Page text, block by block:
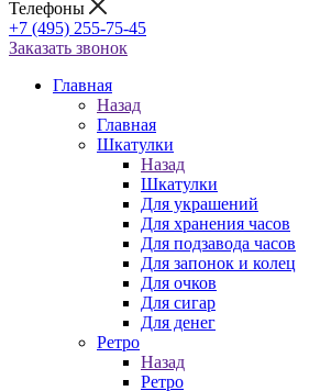
Телефоны
+7 (495) 255-75-45
Заказать звонок
Главная
Назад
Главная
Шкатулки
Назад
Шкатулки
Для украшений
Для хранения часов
Для подзавода часов
Для запонок и колец
Для очков
Для сигар
Для денег
Ретро
Назад
Ретро